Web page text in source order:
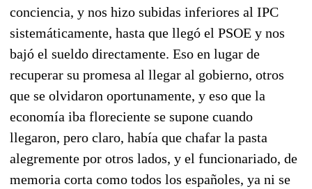
conciencia, y nos hizo subidas inferiores al IPC
sistemáticamente, hasta que llegó el PSOE y nos
bajó el sueldo directamente. Eso en lugar de
recuperar su promesa al llegar al gobierno, otros
que se olvidaron oportunamente, y eso que la
economía iba floreciente se supone cuando
llegaron, pero claro, había que chafar la pasta
alegremente por otros lados, y el funcionariado, de
memoria corta como todos los españoles, ya ni se